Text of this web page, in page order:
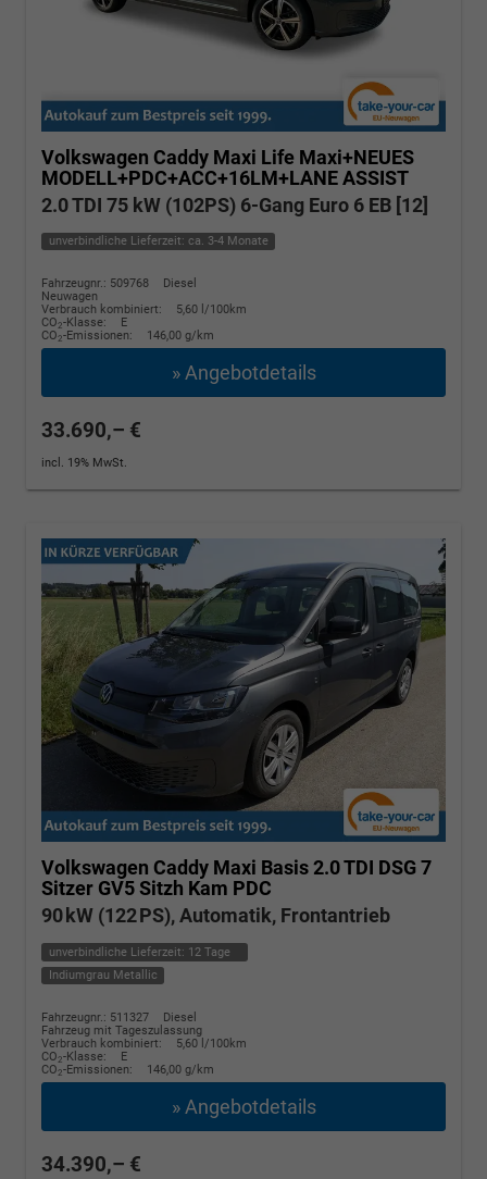
Volkswagen Caddy Maxi Life Maxi+NEUES
MODELL+PDC+ACC+16LM+LANE ASSIST
2.0 TDI 75 kW (102PS) 6-Gang Euro 6 EB [12]
unverbindliche Lieferzeit: ca. 3-4 Monate
Fahrzeugnr.: 509768
Diesel
Neuwagen
Verbrauch kombiniert:
5,60 l/100km
CO2-Klasse:
E
CO2-Emissionen: 146,00 g/km
» Angebotdetails
33.690,– €
incl. 19% MwSt.
Volkswagen Caddy Maxi Basis 2.0 TDI DSG 7
Sitzer GV5 Sitzh Kam PDC
90 kW (122 PS), Automatik, Frontantrieb
unverbindliche Lieferzeit: 12 Tage
Indiumgrau Metallic
Fahrzeugnr.: 511327
Diesel
Fahrzeug mit Tageszulassung
Verbrauch kombiniert:
5,60 l/100km
CO2-Klasse:
E
CO2-Emissionen: 146,00 g/km
» Angebotdetails
34.390,– €